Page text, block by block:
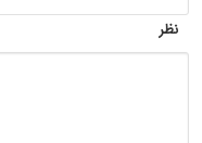
نظر